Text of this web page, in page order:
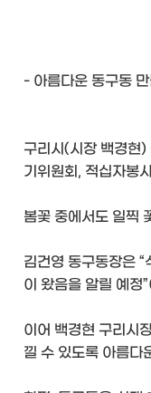
- 아름다운 동구동
구리시(시장 백경현
기위원회, 적십자봉
봄꽃 중에서도 일찍
김건영 동구동장은
이 왔음을 알릴 예정
이어 백경현 구리시
낄 수 있도록 아름다